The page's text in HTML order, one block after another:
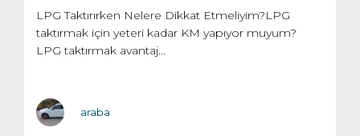
LPG Taktırırken Nelere Dikkat Etmeliyim?LPG
taktırmak için yeteri kadar KM yapıyor muyum?
LPG taktırmak avantaj...
araba